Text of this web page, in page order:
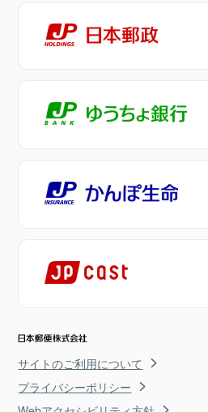
サイトのご利用について
プライバシーポリシー